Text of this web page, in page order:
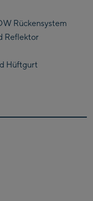
Rückensystem
Reflektor
Hüftgurt